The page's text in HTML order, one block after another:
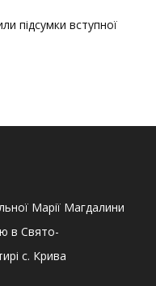
підсумки вступної
Марії Магдалини
в Свято-
с. Крива